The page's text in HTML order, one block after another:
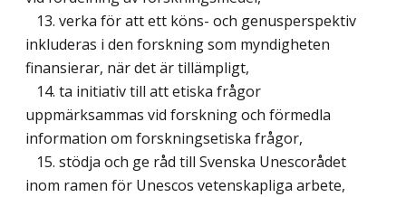
13. verka för att ett köns- och genusperspektiv
inkluderas i den forskning som myndigheten
finansierar, när det är tillämpligt,
14. ta initiativ till att etiska frågor
uppmärksammas vid forskning och förmedla
information om forskningsetiska frågor,
15. stödja och ge råd till Svenska Unescorådet
inom ramen för Unescos vetenskapliga arbete,